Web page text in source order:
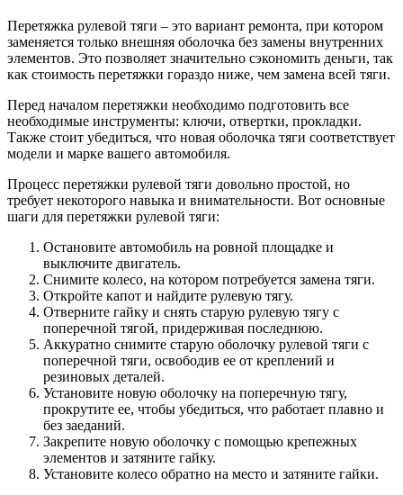
Перетяжка рулевой тяги – это вариант ремонта, при котором
заменяется только внешняя оболочка без замены внутренних
элементов. Это позволяет значительно сэкономить деньги, так
как стоимость перетяжки гораздо ниже, чем замена всей тяги.
Перед началом перетяжки необходимо подготовить все
необходимые инструменты: ключи, отвертки, прокладки.
Также стоит убедиться, что новая оболочка тяги соответствует
модели и марке вашего автомобиля.
Процесс перетяжки рулевой тяги довольно простой, но
требует некоторого навыка и внимательности. Вот основные
шаги для перетяжки рулевой тяги:
Остановите автомобиль на ровной площадке и
выключите двигатель.
Снимите колесо, на котором потребуется замена тяги.
Откройте капот и найдите рулевую тягу.
Отверните гайку и снять старую рулевую тягу с
поперечной тягой, придерживая последнюю.
Аккуратно снимите старую оболочку рулевой тяги с
поперечной тяги, освободив ее от креплений и
резиновых деталей.
Установите новую оболочку на поперечную тягу,
прокрутите ее, чтобы убедиться, что работает плавно и
без заеданий.
Закрепите новую оболочку с помощью крепежных
элементов и затяните гайку.
Установите колесо обратно на место и затяните гайки.